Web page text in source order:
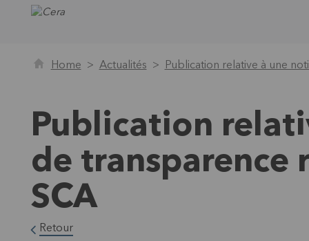
Home Actualités Publication relative à une
Publication
de transparence
SCA
Retour